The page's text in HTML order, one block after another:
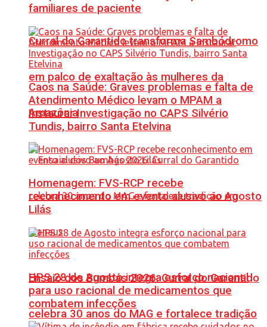
Curral do Garantido transforma Sambódromo
em palco de exaltação às mulheres da
Amazônia
Ensaio dos Bumbás 2026: Curral do Garantido
celebra 30 anos do MAG e fortalece tradição
familiares de paciente
Caos na Saúde: Graves problemas e falta de
Atendimento Médico levam o MPAM a
Instaurar Investigação no CAPS Silvério
Tundis, bairro Santa Etelvina
Homenagem: FVS-RCP recebe
reconhecimento em evento alusivo ao Agosto
Lilás
HPS 28 de Agosto integra esforço nacional
para uso racional de medicamentos que
combatem infecções